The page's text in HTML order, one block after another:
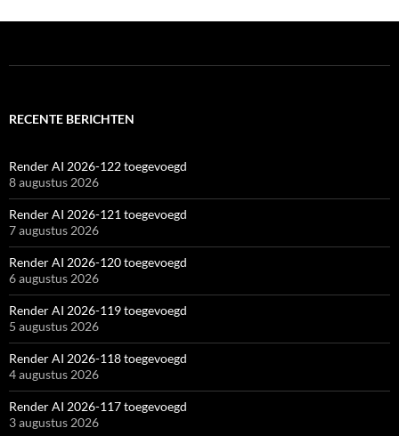
RECENTE BERICHTEN
Render AI 2026-122 toegevoegd
8 augustus 2026
Render AI 2026-121 toegevoegd
7 augustus 2026
Render AI 2026-120 toegevoegd
6 augustus 2026
Render AI 2026-119 toegevoegd
5 augustus 2026
Render AI 2026-118 toegevoegd
4 augustus 2026
Render AI 2026-117 toegevoegd
3 augustus 2026